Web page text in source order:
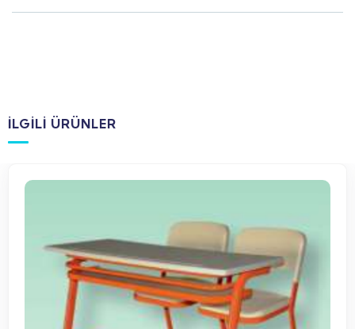
İLGILI ÜRÜNLER